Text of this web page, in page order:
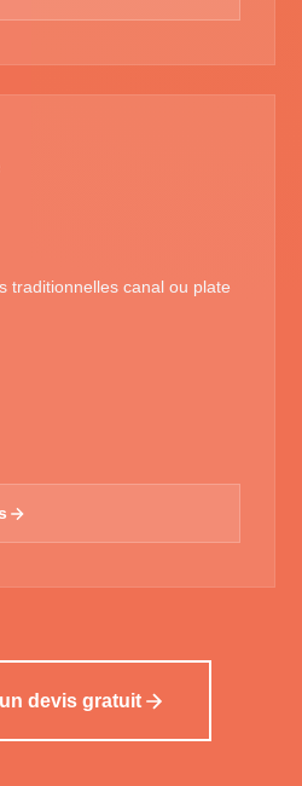
traditionnelles canal ou plate
devis gratuit